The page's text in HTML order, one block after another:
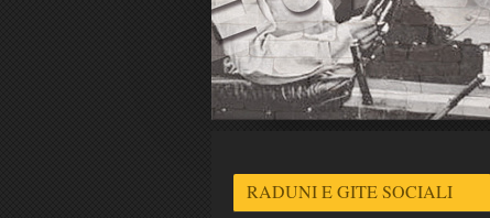
RADUNI E GITE SOCIALI